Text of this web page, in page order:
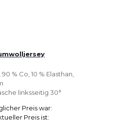
% Co, 10 % Elasthan,
linksseitig 30°
Preis war:
Preis ist: